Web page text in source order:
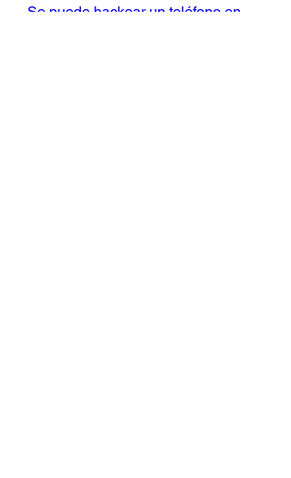
Se puede hackear un teléfono en